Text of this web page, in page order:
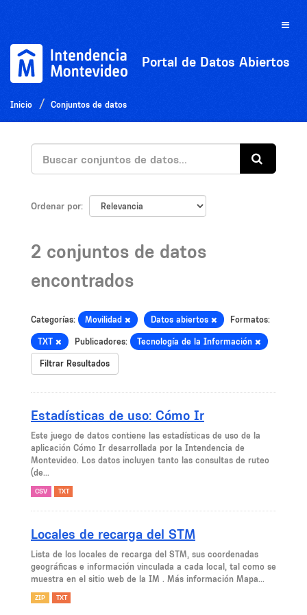
Toggle
Portal de Datos Abiertos
Inicio Conjuntos de datos
Ordenar por
2 conjuntos de datos
encontrados
Categorías: Movilidad Datos abiertos Formatos:
TXT Publicadores: Tecnología de la Información
Filtrar Resultados
Estadísticas de uso: Cómo Ir
Este juego de datos contiene las estadísticas de uso de la
aplicación Cómo Ir desarrollada por la Intendencia de
Montevideo. Los datos incluyen tanto las consultas de ruteo
(de...
CSV TXT
Locales de recarga del STM
Lista de los locales de recarga del STM, sus coordenadas
geográficas e información vinculada a cada local, tal como se
muestra en el sitio web de la IM . Más información Mapa...
ZIP TXT